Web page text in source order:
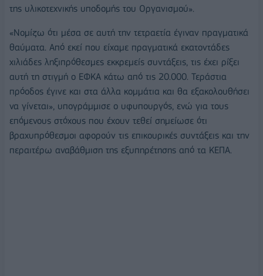
της υλικοτεχνικής υποδομής του Οργανισμού».
«Νομίζω ότι μέσα σε αυτή την τετραετία έγιναν πραγματικά
θαύματα. Από εκεί που είχαμε πραγματικά εκατοντάδες
χιλιάδες ληξιπρόθεσμες εκκρεμείς συντάξεις, τις έχει ρίξει
αυτή τη στιγμή ο ΕΦΚΑ κάτω από τις 20.000. Τεράστια
πρόοδος έγινε και στα άλλα κομμάτια και θα εξακολουθήσει
να γίνεται», υπογράμμισε ο υφυπουργός, ενώ για τους
επόμενους στόχους που έχουν τεθεί σημείωσε ότι
βραχυπρόθεσμοι αφορούν τις επικουρικές συντάξεις και την
περαιτέρω αναβάθμιση της εξυπηρέτησης από τα ΚΕΠΑ.